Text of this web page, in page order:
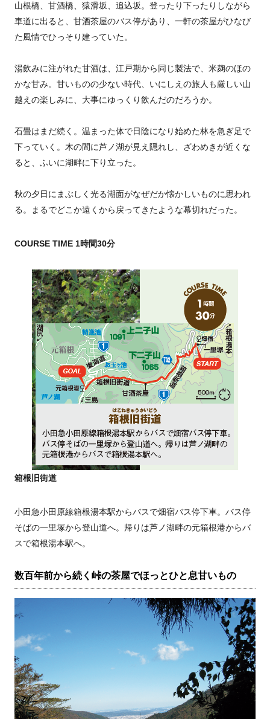
山根橋、甘酒橋、猿滑坂、追込坂。登ったり下ったりしながら
車道に出ると、甘酒茶屋のバス停があり、一軒の茶屋がひなび
た風情でひっそり建っていた。
湯飲みに注がれた甘酒は、江戸期から同じ製法で、米麹のほの
かな甘み。甘いものの少ない時代、いにしえの旅人も厳しい山
越えの楽しみに、大事にゆっくり飲んだのだろうか。
石畳はまだ続く。温まった体で日陰になり始めた林を急ぎ足で
下っていく。木の間に芦ノ湖が見え隠れし、ざわめきが近くな
ると、ふいに湖畔に下り立った。
秋の夕日にまぶしく光る湖面がなぜだか懐かしいものに思われ
る。まるでどこか遠くから戻ってきたような幕切れだった。
COURSE TIME 1時間30分
箱根旧街道
小田急小田原線箱根湯本駅からバスで畑宿バス停下車。バス停
そばの一里塚から登山道へ。帰りは芦ノ湖畔の元箱根港からバ
スで箱根湯本駅へ。
数百年前から続く峠の茶屋でほっとひと息甘いもの